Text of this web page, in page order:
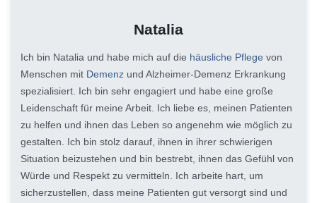
Natalia
Ich bin Natalia und habe mich auf die häusliche Pflege von
Menschen mit Demenz und Alzheimer-Demenz Erkrankung
spezialisiert. Ich bin sehr engagiert und habe eine große
Leidenschaft für meine Arbeit. Ich liebe es, meinen Patienten
zu helfen und ihnen das Leben so angenehm wie möglich zu
gestalten. Ich bin stolz darauf, ihnen in ihrer schwierigen
Situation beizustehen und bin bestrebt, ihnen das Gefühl von
Würde und Respekt zu vermitteln. Ich arbeite hart, um
sicherzustellen, dass meine Patienten gut versorgt sind und